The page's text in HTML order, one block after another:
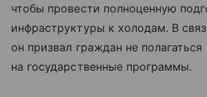
чтобы провести полноценную
инфраструктуры к холодам. В
он призвал граждан не
на государственные программы.